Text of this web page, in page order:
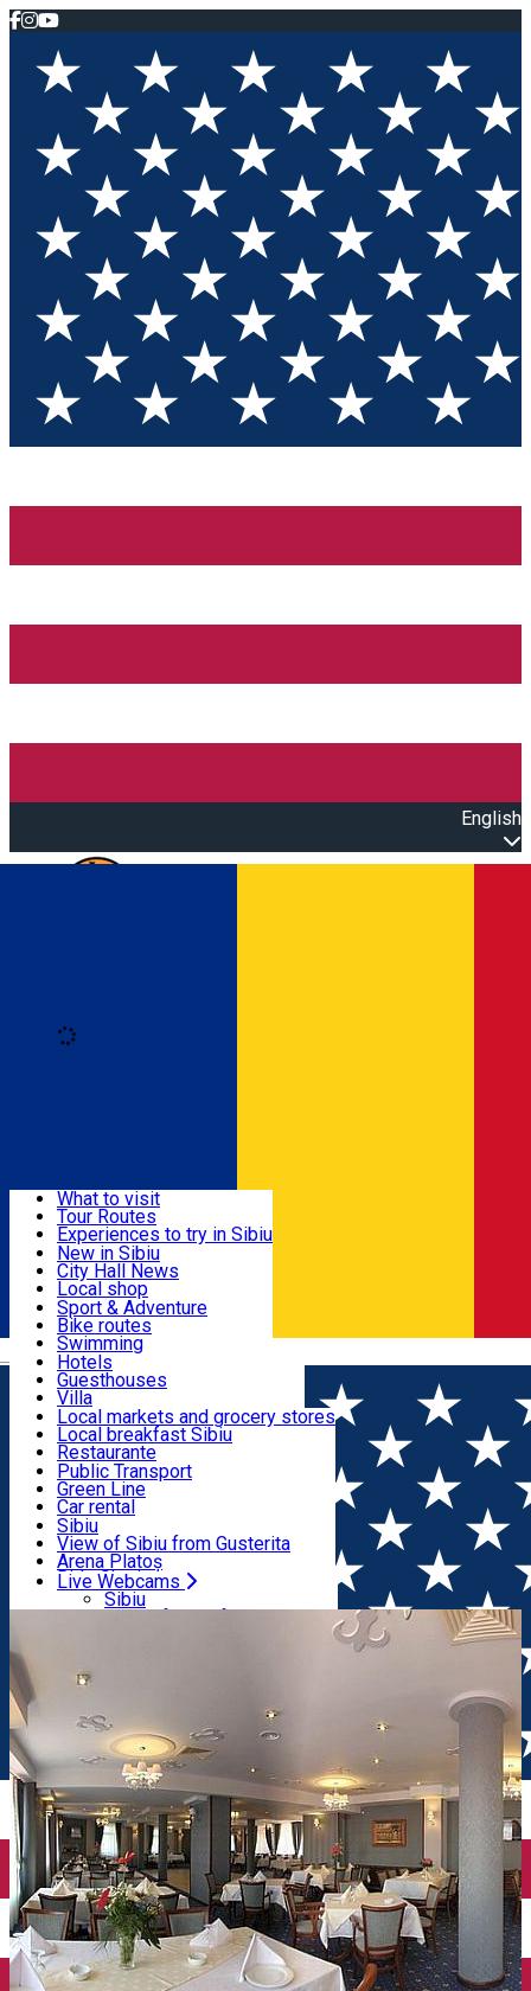
English
Română
Useful info
Activities & Adventure
Accommodation
Food, Drinks & Nightlife
Transport & Parking
Live Webcams
What to visit
Tour Routes
Experiences to try in Sibiu
Podcast
Culture
Museums
Churches
Parks, Zoo
County of Sibiu
New in Sibiu
City Hall News
Local shop
Sibiu artisans
Sibiul Verde
Public services
Education
How do I get to Sibiu
Tourist Info
Tour Guides
Guided tours
Publicații locale
Beauty salons
Sport & Adventure
Bike routes
Swimming
Riding
Indoor activities
Loc de joacă indoor
Loc de joacă outdoor
Ski
Ice skating
Yoga
Hotels
Guesthouses
Villa
Hostels
Motel
Camping
Renting rooms
Rooms for rent
Accommodation outside Sibiu
Local markets and grocery stores
Local breakfast Sibiu
Restaurante
Pizza
Fast Food
Coffee
Sweets
Pub, Bar
Night clubs
Bakeries
Public Transport
Green Line
Car rental
Rent a bike
Scooter rentals
Taxi
Ride Sharing
Parking tickets
Parking places
Sibiu
View of Sibiu from Gusterita
Arena Platoș
Live Webcams
Sibiu
View of Sibiu from Gusterita
Home Multi purpose Hall Hotel Stefani